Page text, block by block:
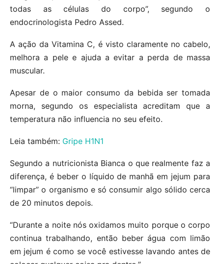
todas as células do corpo”, segundo o
endocrinologista Pedro Assed.
A ação da Vitamina C, é visto claramente no cabelo,
melhora a pele e ajuda a evitar a perda de massa
muscular.
Apesar de o maior consumo da bebida ser tomada
morna, segundo os especialista acreditam que a
temperatura não influencia no seu efeito.
Leia também: Gripe H1N1
Segundo a nutricionista Bianca o que realmente faz a
diferença, é beber o líquido de manhã em jejum para
“limpar” o organismo e só consumir algo sólido cerca
de 20 minutos depois.
“Durante a noite nós oxidamos muito porque o corpo
continua trabalhando, então beber água com limão
em jejum é como se você estivesse lavando antes de